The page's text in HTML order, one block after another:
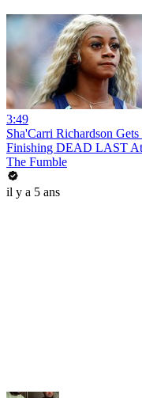
3:49
Sha'Carri Richardson
Finishing DEAD LAST At
The Fumble
il y a 5 ans